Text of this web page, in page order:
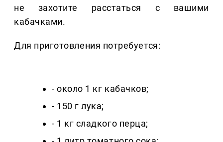
не захотите расстаться с вашими
кабачками.
Для приготовления потребуется:
- около 1 кг кабачков;
- 150 г лука;
- 1 кг сладкого перца;